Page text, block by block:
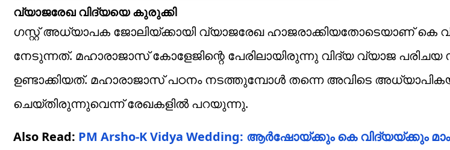
വ്യാജരേഖ വിദ്യയെ കുരുക്കി
ഗസ്റ്റ് അധ്യാപക ജോലിയ്ക്കായി വ്യാജരേഖ ഹാജരാക്കിയതോടെയാണ് കെ
നേടുന്നത്. മഹാരാജാസ് കോളേജിന്റെ പേരിലായിരുന്നു വിദ്യ വ്യാജ
ഉണ്ടാക്കിയത്. മഹാരാജാസ് പഠനം നടത്തുമ്പോള്‍ തന്നെ അവിടെ
ചെയ്തിരുന്നുവെന്ന് രേഖകളില്‍ പറയുന്നു.
Also Read: PM Arsho-K Vidya Wedding: ആര്‍ഷോയ്ക്കും കെ വിദ്യയ്ക്കും